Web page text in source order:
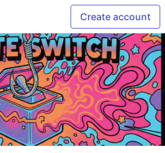
Create account